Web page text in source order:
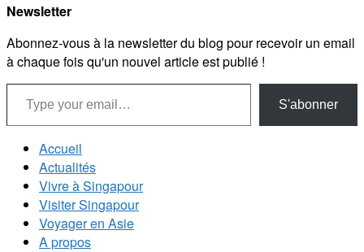
Newsletter
Abonnez-vous à la newsletter du blog pour recevoir un email
à chaque fois qu'un nouvel article est publié !
Type your email…
S'abonner
Accueil
Actualités
Vivre à Singapour
Visiter Singapour
Voyager en Asie
A propos